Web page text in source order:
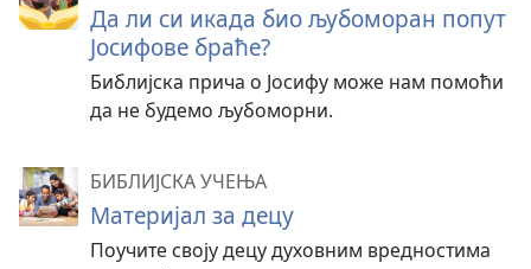
Да ли си икада био љубоморан попут
Јосифове браће?
Библијска прича о Јосифу може нам помоћи
да не будемо љубоморни.
БИБЛИЈСКА УЧЕЊА
Материјал за децу
Поучите своју децу духовним вредностима